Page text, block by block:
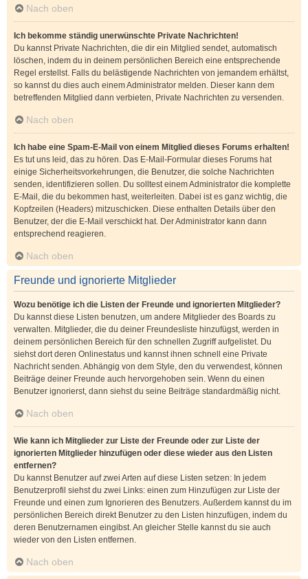
Nach oben
Ich bekomme ständig unerwünschte Private Nachrichten!
Du kannst Private Nachrichten, die dir ein Mitglied sendet, automatisch
löschen, indem du in deinem persönlichen Bereich eine entsprechende
Regel erstellst. Falls du belästigende Nachrichten von jemandem erhältst,
so kannst du dies auch einem Administrator melden. Dieser kann dem
betreffenden Mitglied dann verbieten, Private Nachrichten zu versenden.
Nach oben
Ich habe eine Spam-E-Mail von einem Mitglied dieses Forums erhalten!
Es tut uns leid, das zu hören. Das E-Mail-Formular dieses Forums hat
einige Sicherheitsvorkehrungen, die Benutzer, die solche Nachrichten
senden, identifizieren sollen. Du solltest einem Administrator die komplette
E-Mail, die du bekommen hast, weiterleiten. Dabei ist es ganz wichtig, die
Kopfzeilen (Headers) mitzuschicken. Diese enthalten Details über den
Benutzer, der die E-Mail verschickt hat. Der Administrator kann dann
entsprechend reagieren.
Nach oben
Freunde und ignorierte Mitglieder
Wozu benötige ich die Listen der Freunde und ignorierten Mitglieder?
Du kannst diese Listen benutzen, um andere Mitglieder des Boards zu
verwalten. Mitglieder, die du deiner Freundesliste hinzufügst, werden in
deinem persönlichen Bereich für den schnellen Zugriff aufgelistet. Du
siehst dort deren Onlinestatus und kannst ihnen schnell eine Private
Nachricht senden. Abhängig von dem Style, den du verwendest, können
Beiträge deiner Freunde auch hervorgehoben sein. Wenn du einen
Benutzer ignorierst, dann siehst du seine Beiträge standardmäßig nicht.
Nach oben
Wie kann ich Mitglieder zur Liste der Freunde oder zur Liste der
ignorierten Mitglieder hinzufügen oder diese wieder aus den Listen
entfernen?
Du kannst Benutzer auf zwei Arten auf diese Listen setzen: In jedem
Benutzerprofil siehst du zwei Links: einen zum Hinzufügen zur Liste der
Freunde und einen zum Ignorieren des Benutzers. Außerdem kannst du im
persönlichen Bereich direkt Benutzer zu den Listen hinzufügen, indem du
deren Benutzernamen eingibst. An gleicher Stelle kannst du sie auch
wieder von den Listen entfernen.
Nach oben